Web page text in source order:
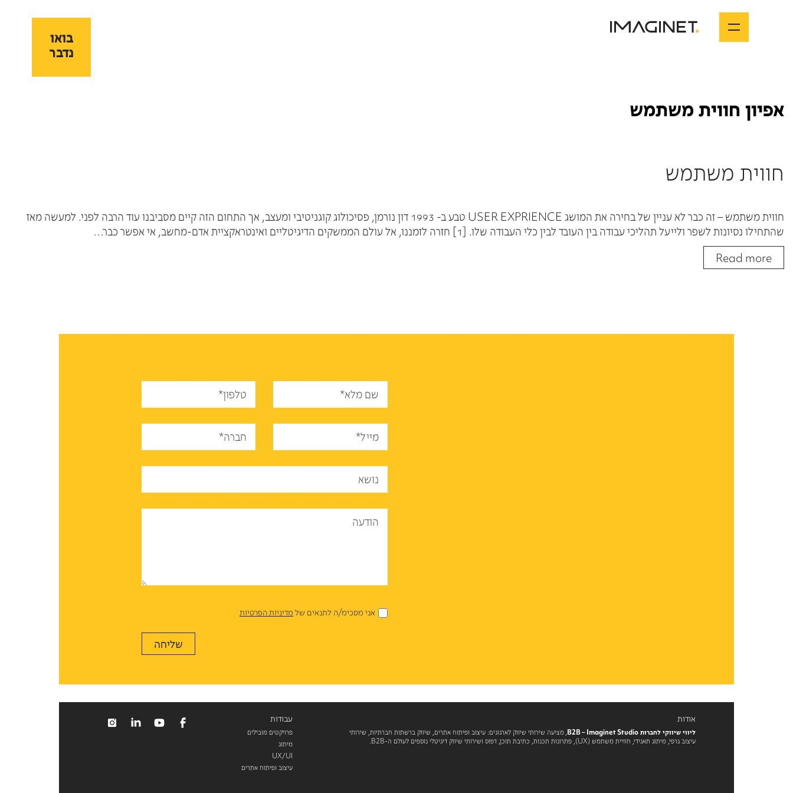
בואו
נדבר
בואו
נדבר
אפיון חווית משתמש
חווית משתמש
חווית משתמש – זה כבר לא עניין של בחירה את המושג USER EXPRIENCE טבע ב- 1993 דון נורמן, פסיכולוג קוגניטיבי ומעצב, אך התחום הזה קיים מסביבנו עוד הרבה לפני. למעשה מאז
שהתחילו נסיונות לשפר ולייעל תהליכי עבודה בין העובד לבין כלי העבודה שלו. [1] חזרה לזמננו, אל עולם הממשקים הדיגיטליים ואינטראקציית אדם-מחשב, אי אפשר כבר…
Read more
שם מלא*
טלפון*
מייל*
חברה*
נושא
הודעה
אני מסכימ/ה לתנאים שלמדיניות הפרטיות
אודות
ליווי שיווקי לחברות B2B – Imaginet Studio , מציעה שירותי שיווק לארגונים: עיצוב ופיתוח אתרים, שיווק ברשתות חברתיות, שירותי
עיצוב גרפי, מיתוג תאגידי, חוויית משתמש (UX), פתרונות תכנות, כתיבת תוכן, דפוס ושירותי שיווק דיגיטלי נוספים לעולם ה-B2B.
עבודות
פרויקטים מובילים
מיתוג
UX/UI
עיצוב ופיתוח אתרים